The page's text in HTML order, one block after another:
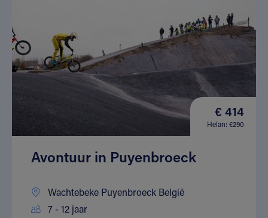
€ 414
Helan: €290
Avontuur in Puyenbroeck
Wachtebeke Puyenbroeck België
7 - 12 jaar